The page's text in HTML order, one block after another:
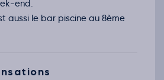
end.
aussi le bar piscine au 8ème